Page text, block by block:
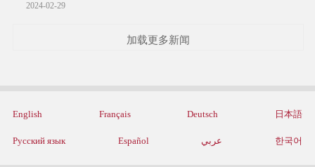
2024-02-29
加载更多新闻
English Français Deutsch 日本語
Русский язык Español عربي 한국어